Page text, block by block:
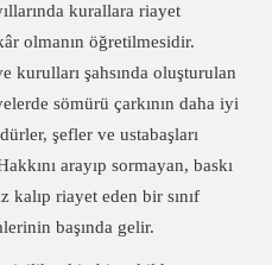
kurallara riayet
olmanın öğretilmesidir.
şahsında oluşturulan
sömürü çarkının daha iyi
şefler ve ustabaşları
arayıp sormayan, baskı
kalıp riayet eden bir sınıf
başında gelir.